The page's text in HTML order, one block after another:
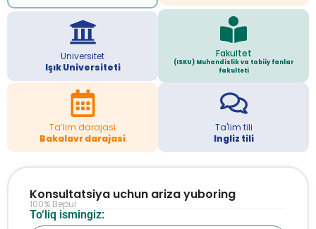
Universitet
Işık Universiteti
Fakultet
(ISKU) Muhandislik va tabiiy fanlar
fakulteti
Ta’lim darajasi
Bakalavr darajasi
Ta'lim tili
Ingliz tili
To‘liq ismingiz:
Konsultatsiya uchun ariza yuboring
100% Bepul